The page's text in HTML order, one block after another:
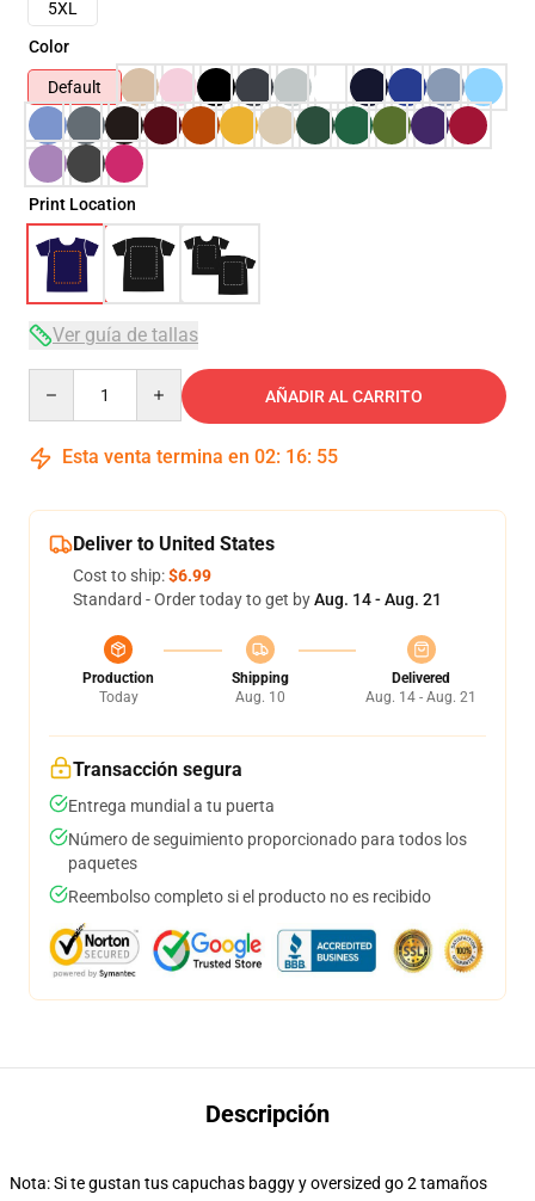
5XL
Color
Default
Print Location
Ver guía de tallas
AÑADIR AL CARRITO
Esta venta termina en 02: 16: 54
Deliver to United States
Cost to ship:$6.99
Standard - Order today to get byAug. 14 - Aug. 21
Production
Today
Shipping
Aug. 10
Delivered
Aug. 14 - Aug. 21
Transacción segura
Entrega mundial a tu puerta
Número de seguimiento proporcionado para todos los
paquetes
Reembolso completo si el producto no es recibido
Descripción
Nota: Si te gustan tus capuchas baggy y oversized go 2 tamaños